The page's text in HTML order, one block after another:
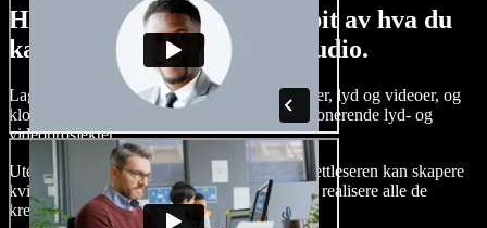
Her er bare en liten smakebit av hva du
kan gjøre med Speechify Studio.
Lag voice-overs, legg til royaltyfrie stockbilder, lyd og videoer, og
klon stemmen din for å skape komplette, imponerende lyd- og
videoprosjekter.
Uten læringskurve og med alt tilgjengelig i nettleseren kan skapere
kvitte seg med tradisjonelle begrensninger og realisere alle de
kreative ideene sine.